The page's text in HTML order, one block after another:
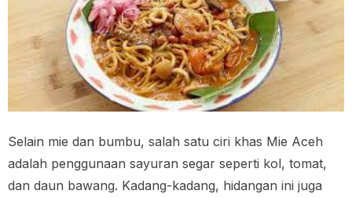
Selain mie dan bumbu, salah satu ciri khas Mie Aceh
adalah penggunaan sayuran segar seperti kol, tomat,
dan daun bawang. Kadang-kadang, hidangan ini juga